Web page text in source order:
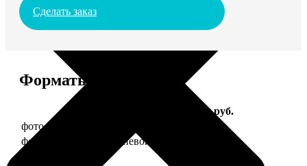
Сделать заказ
Форматы и цены
Цена, руб.
фото 20х30 в деревянной рамке
фото 20х30 в алюминиевой рамке